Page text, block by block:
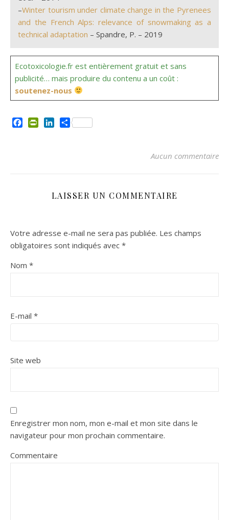
–Winter tourism under climate change in the Pyrenees
and the French Alps: relevance of snowmaking as a
technical adaptation – Spandre, P. – 2019
Ecotoxicologie.fr est entièrement gratuit et sans
publicité… mais produire du contenu a un coût :
soutenez-nous
FacebookPrintFriendly
LinkedInPartager
Aucun commentaire
LAISSER UN COMMENTAIRE
Votre adresse e-mail ne sera pas publiée. Les champs
obligatoires sont indiqués avec *
Nom *
E-mail *
Site web
Enregistrer mon nom, mon e-mail et mon site dans le
navigateur pour mon prochain commentaire.
Commentaire